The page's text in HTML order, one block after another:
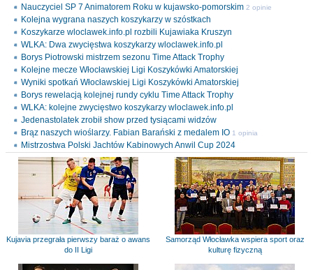
Nauczyciel SP 7 Animatorem Roku w kujawsko-pomorskim 2 opinie
Kolejna wygrana naszych koszykarzy w szóstkach
Koszykarze wloclawek.info.pl rozbili Kujawiaka Kruszyn
WLKA: Dwa zwycięstwa koszykarzy wloclawek.info.pl
Borys Piotrowski mistrzem sezonu Time Attack Trophy
Kolejne mecze Włocławskiej Ligi Koszykówki Amatorskiej
Wyniki spotkań Włocławskiej Ligi Koszykówki Amatorskiej
Borys rewelacją kolejnej rundy cyklu Time Attack Trophy
WLKA: kolejne zwycięstwo koszykarzy wloclawek.info.pl
Jedenastolatek zrobił show przed tysiącami widzów
Brąz naszych wioślarzy. Fabian Barański z medalem IO 1 opinia
Mistrzostwa Polski Jachtów Kabinowych Anwil Cup 2024
Kujavia przegrała pierwszy baraż o awans
do II Ligi
Samorząd Włocławka wspiera sport oraz
kulturę fizyczną